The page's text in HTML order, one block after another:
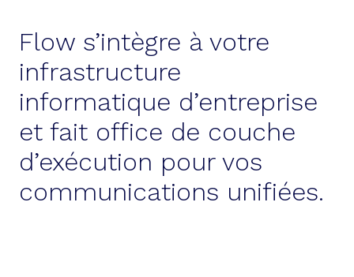
Flow s’intègre à votre
infrastructure
informatique d’entreprise
et fait office de couche
d’exécution pour vos
communications unifiées.